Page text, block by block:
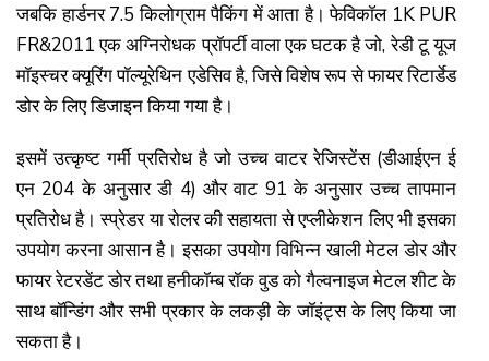
जबकि हार्डनर 7.5 किलोग्राम पैकिंग में आता है। फेविकाॅल 1K PUR
FR&2011 एक अग्निरोधक प्रॉपर्टी वाला एक घटक है जो, रेडी टू यूज
मॉइस्चर क्यूरिंग पॉल्यूरेथिन एडेसिव है, जिसे विशेष रूप से फायर रिटार्डेड
डोर के लिए डिजाइन किया गया है।
इसमें उत्कृष्ट गर्मी प्रतिरोध है जो उच्च वाटर रेजिस्टेंस (डीआईएन ई
एन 204 के अनुसार डी 4) और वाट 91 के अनुसार उच्च तापमान
प्रतिरोध है। स्प्रेडर या रोलर की सहायता से एप्लीकेशन लिए भी इसका
उपयोग करना आसान है। इसका उपयोग विभिन्न खाली मेटल डोर और
फायर रेटरडेंट डोर तथा हनीकॉम्ब रॉक वुड को गैल्वनाइज मेटल शीट के
साथ बॉन्डिंग और सभी प्रकार के लकड़ी के जॉइंट्स के लिए किया जा
सकता है।